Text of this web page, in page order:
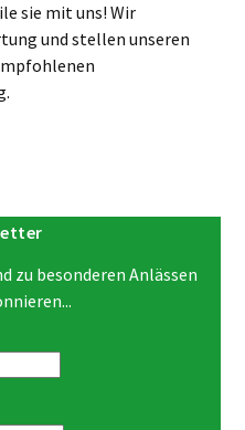
sie mit uns! Wir
und stellen unseren
zu besonderen Anlässen